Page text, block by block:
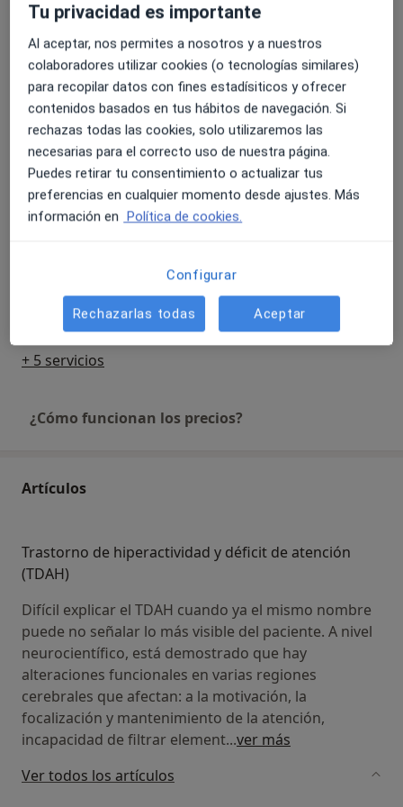
Primera visita Psiquiatría
180 € Detalles
Visita Psiquiatría
100 € Detalles
Visitas sucesivas Psiquiatría
100 € Detalles
Visitas sucesivas Psiquiatría Infantil
Desintoxicación y deshabituación al alcohol
Detalles
+ 5 servicios
¿Cómo funcionan los precios?
Artículos
Trastorno de hiperactividad y déficit de atención
(TDAH)
Difícil explicar el TDAH cuando ya el mismo nombre
puede no señalar lo más visible del paciente. A nivel
neurocientífico, está demostrado que hay
alteraciones funcionales en varias regiones
cerebrales que afectan: a la motivación, la
focalización y mantenimiento de la atención,
incapacidad de filtrar element...ver más
Ver todos los artículos
Tu privacidad es importante
Al aceptar, nos permites a nosotros y a nuestros
colaboradores utilizar cookies (o tecnologías similares)
para recopilar datos con fines estadísiticos y ofrecer
contenidos basados en tus hábitos de navegación. Si
rechazas todas las cookies, solo utilizaremos las
necesarias para el correcto uso de nuestra página.
Puedes retirar tu consentimiento o actualizar tus
preferencias en cualquier momento desde ajustes. Más
información en Política de cookies.
Configurar
Rechazarlas todas Aceptar